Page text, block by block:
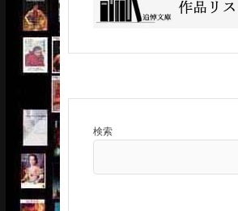
検索